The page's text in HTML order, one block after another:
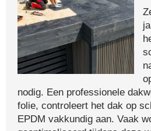
nodig. Een professionele
folie, controleert het dak op
EPDM vakkundig aan. Vaak